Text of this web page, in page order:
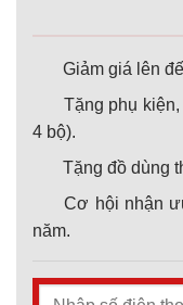
Giảm giá lên
Tặng phụ
4 bộ).
Tặng đồ dùng
Cơ hội nhận
năm.